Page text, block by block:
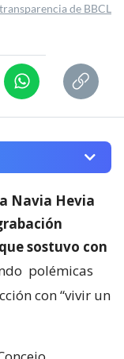
de BBCL
Navia Hevia
sostuvo con
polémicas
con “vivir un